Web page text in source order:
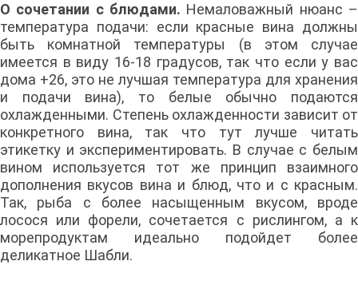
О сочетании с блюдами. Немаловажный нюанс –
температура подачи: если красные вина должны
быть комнатной температуры (в этом случае
имеется в виду 16-18 градусов, так что если у вас
дома +26, это не лучшая температура для хранения
и подачи вина), то белые обычно подаются
охлажденными. Степень охлажденности зависит от
конкретного вина, так что тут лучше читать
этикетку и экспериментировать. В случае с белым
вином используется тот же принцип взаимного
дополнения вкусов вина и блюд, что и с красным.
Так, рыба с более насыщенным вкусом, вроде
лосося или форели, сочетается с рислингом, а к
морепродуктам идеально подойдет более
деликатное Шабли.